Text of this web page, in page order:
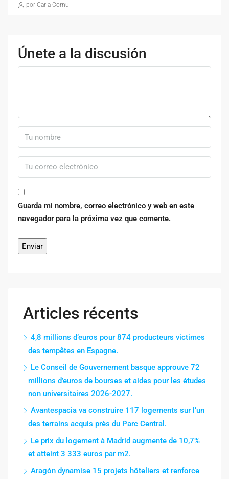
por Carla Cornu
Únete a la discusión
Guarda mi nombre, correo electrónico y web en este
navegador para la próxima vez que comente.
Articles récents
4,8 millions d’euros pour 874 producteurs victimes
des tempêtes en Espagne.
Le Conseil de Gouvernement basque approuve 72
millions d’euros de bourses et aides pour les études
non universitaires 2026-2027.
Avantespacia va construire 117 logements sur l’un
des terrains acquis près du Parc Central.
Le prix du logement à Madrid augmente de 10,7%
et atteint 3 333 euros par m2.
Aragón dynamise 15 projets hôteliers et renforce